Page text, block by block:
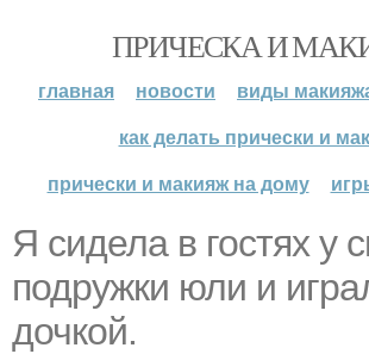
ПРИЧЕСКА И
главная новости
виды
как делать прически и
прически и макияж на дому
Я сидела в гостях у
подружки юли и
дочкой.